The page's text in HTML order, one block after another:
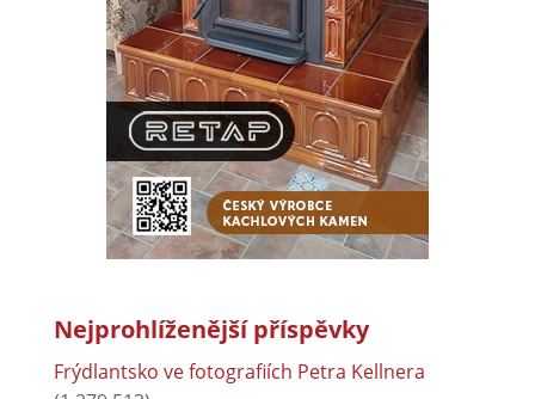
Nejprohlíženější příspěvky
Frýdlantsko ve fotografiích Petra Kellnera